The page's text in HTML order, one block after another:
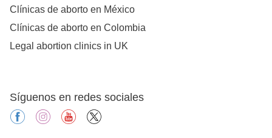
Clínicas de aborto en México
Clínicas de aborto en Colombia
Legal abortion clinics in UK
Síguenos en redes sociales
facebookinstagramyoutube